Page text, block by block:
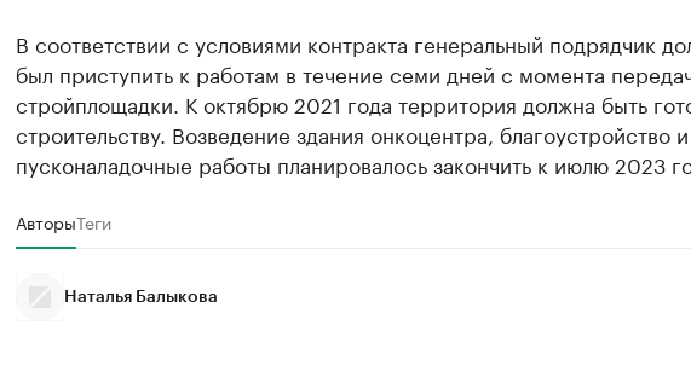
В соответствии с условиями контракта генеральный подрядчик
был приступить к работам в течение семи дней с момента
стройплощадки. К октябрю 2021 года территория должна быть
строительству. Возведение здания онкоцентра, благоустройство и
пусконаладочные работы планировалось закончить к июлю 2023
АвторыТеги
Наталья Балыкова